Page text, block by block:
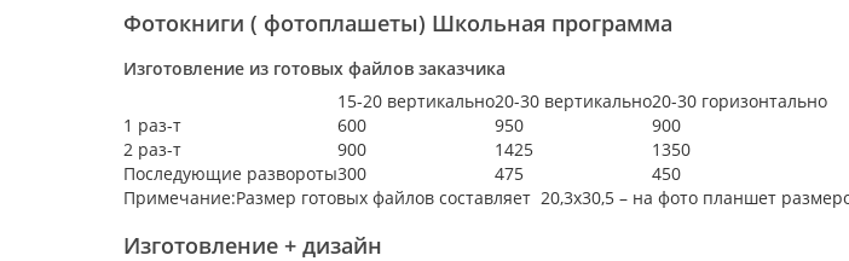
Фотокниги ( фотоплашеты) Школьная программа
Изготовление из готовых файлов заказчика
15-20 вертикально20-30 вертикально20-30 горизонтально
1 раз-т
600 950
900
2 раз-т
900 1425
1350
Последующие развороты300 475
450
Примечание:Размер готовых файлов составляет 20,3х30,5 – на фото планшет
Изготовление + дизайн